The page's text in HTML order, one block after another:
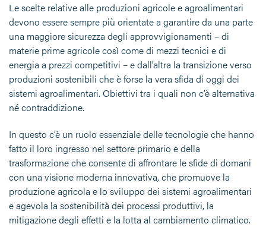
Le scelte relative alle produzioni agricole e agroalimentari
devono essere sempre più orientate a garantire da una parte
una maggiore sicurezza degli approvvigionamenti – di
materie prime agricole così come di mezzi tecnici e di
energia a prezzi competitivi – e dall’altra la transizione verso
produzioni sostenibili che è forse la vera sfida di oggi dei
sistemi agroalimentari. Obiettivi tra i quali non c’è alternativa
né contraddizione.
In questo c’è un ruolo essenziale delle tecnologie che hanno
fatto il loro ingresso nel settore primario e della
trasformazione che consente di affrontare le sfide di domani
con una visione moderna innovativa, che promuove la
produzione agricola e lo sviluppo dei sistemi agroalimentari
e agevola la sostenibilità dei processi produttivi, la
mitigazione degli effetti e la lotta al cambiamento climatico.